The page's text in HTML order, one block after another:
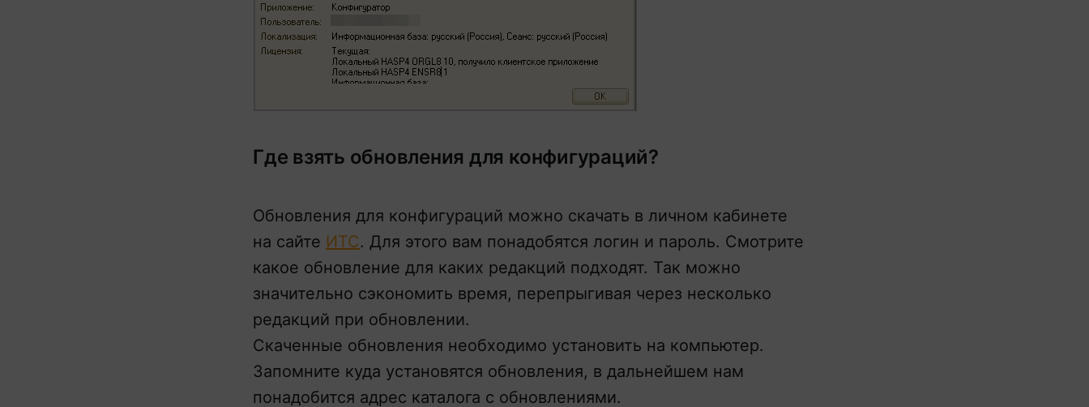
Где взять обновления для конфигураций?
Обновления для конфигураций можно скачать в личном кабинете
на сайте ИТС. Для этого вам понадобятся логин и пароль. Смотрите
какое обновление для каких редакций подходят. Так можно
значительно сэкономить время, перепрыгивая через несколько
редакций при обновлении.
Скаченные обновления необходимо установить на компьютер.
Запомните куда установятся обновления, в дальнейшем нам
понадобится адрес каталога с обновлениями.